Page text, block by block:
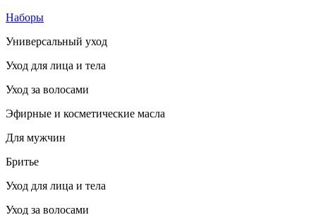
Наборы
Универсальный уход
Уход для лица и тела
Уход за волосами
Эфирные и косметические масла
Для мужчин
Бритье
Уход для лица и тела
Уход за волосами